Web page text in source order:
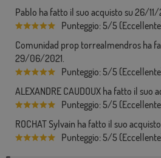
Pablo ha fatto il suo acquisto su 26/11/
Punteggio: 5/5
Comunidad prop torrealmendros ha
29/06/2021.
Punteggio: 5/5
ALEXANDRE CAUDOUX ha fatto il suo
Punteggio: 5/5
ROCHAT Sylvain ha fatto il suo
Punteggio: 5/5